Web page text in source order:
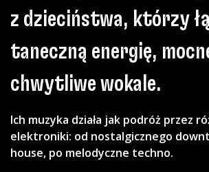
z dzieciństwa, którzy
taneczną energię,
chwytliwe wokale.
Ich muzyka działa jak podróż przez
elektroniki: od nostalgicznego
house, po melodyczne techno.